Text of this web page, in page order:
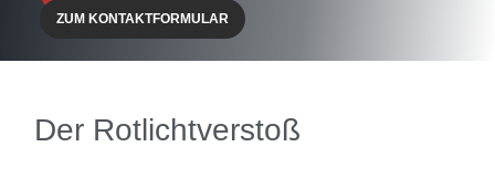
ZUM KONTAKTFORMULAR
Der Rotlichtverstoß